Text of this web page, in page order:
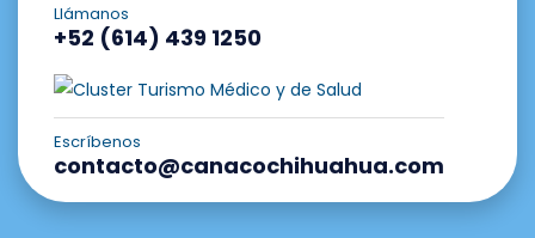
Llámanos
+52 (614) 439 1250
Escríbenos
contacto@canacochihuahua.com